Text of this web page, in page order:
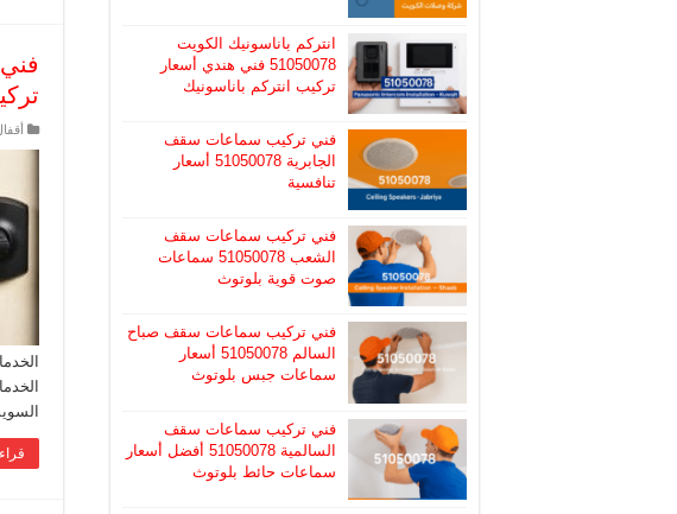
انتركم باناسونيك الكويت
51050078 فني هندي أسعار
تركيب انتركم باناسونيك
فني تركيب سماعات سقف
الجابرية 51050078 أسعار
تنافسية
فني تركيب سماعات سقف
الشعب 51050078 سماعات
صوت قوية بلوتوث
فني تركيب سماعات سقف صباح
السالم 51050078 أسعار
سماعات جبس بلوتوث
فني تركيب سماعات سقف
السالمية 51050078 أفضل أسعار
سماعات حائط بلوتوث